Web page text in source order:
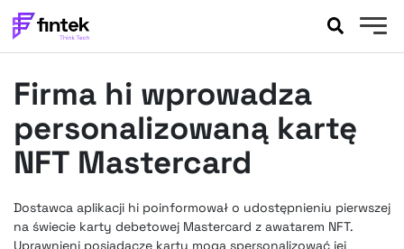
BANKOWOŚĆ
FELIETONY
WYWIADY
PODCASTY
EXTRA
Firma hi wprowadza
personalizowaną kartę
NFT Mastercard
Dostawca aplikacji hi poinformował o udostępnieniu pierwszej
na świecie karty debetowej Mastercard z awatarem NFT.
Uprawnieni posiadacze karty mogą spersonalizować jej